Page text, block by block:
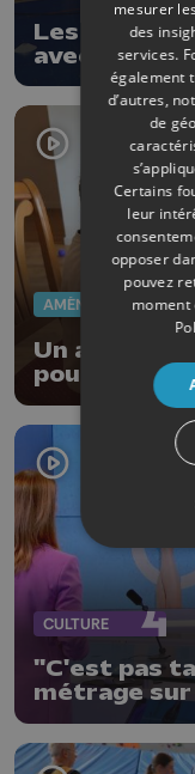
Les
avec le
le sport
AMÉNAGEMENT DU TERRITOIRE
Un ancien
pour les
CULTURE
"C'est pas
métrage sur
mesurer
des
services.
également
d’autres,
de
Certains
leur
opposer
pouvez
moment